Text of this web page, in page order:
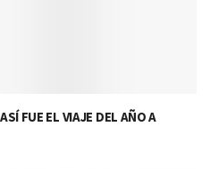
FUE EL VIAJE DEL AÑO A